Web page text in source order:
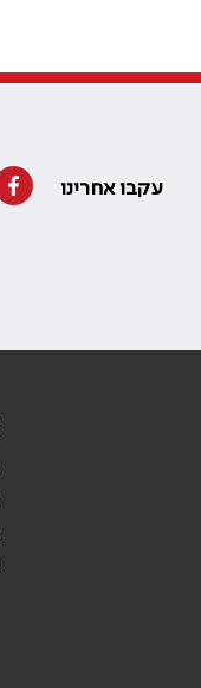
עקבו אחרינו